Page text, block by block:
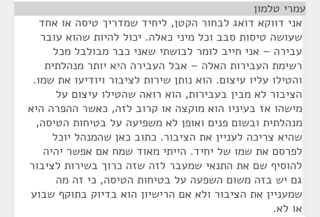
עמרי טלמון
אני דווקא דואג לבחור הקטן, ליחיד שמדריך טיסה או אחד
שעושה טיסות סבב וכל מיני כאלה. יכול להיות שהוא עובר
עבירה – אני חייב לומר לבושתי שאני כבר מבולבל מכל
רשימת העבירות האלה – אבל העבירה היא יותר מנהלתית
והטילו עליו עיצום. הוא נותן שירות לציבור ויודיעו את שמו.
הציבור לא מבין בעבירות, הוא רואה שהטילו עיצום על
מישהו אז בעיניו הוא מוקצה או קרוב לזה, כאשר ההפרה היא
מנהלתית ובשום פנים ואופן לא משפיעה על בטיחות הטיסה,
שהיא צריכה לעניין את הציבור. כתוב כאן שהמנהל יוכל
לפרסם את שמו של יחיד. הייתי מאוד שמח אם אפשר יהיה
להוסיף שם את התנאי שמעבר לזה שזה כרוך בשירות לציבור
גם יש בזה משום השפעה על בטיחות הטיסה, כי זה מה
שמעניין את הציבור ולא אם הרישיון הוא בדיוק בתוקף שבוע
או לא.